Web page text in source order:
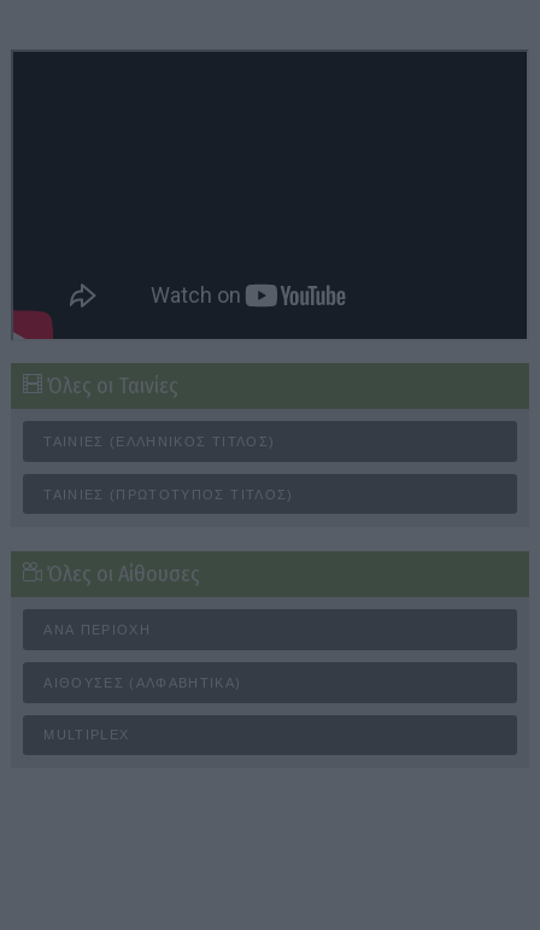
Όλες οι Ταινίες
ΤΑΙΝΊΕΣ (ΕΛΛΗΝΙΚΌΣ ΤΊΤΛΟΣ)
ΤΑΙΝΊΕΣ (ΠΡΩΤΌΤΥΠΟΣ ΤΊΤΛΟΣ)
Όλες οι Αίθουσες
ΑΝΆ ΠΕΡΙΟΧΉ
ΑΊΘΟΥΣΕΣ (ΑΛΦΑΒΗΤΙΚΆ)
MULTIPLEX